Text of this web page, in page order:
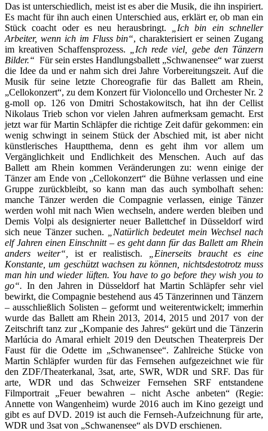
Das ist unterschiedlich, meist ist es aber die Musik, die ihn inspiriert.
Es macht für ihn auch einen Unterschied aus, erklärt er, ob man ein
Stück coacht oder es neu herausbringt.
„Ich bin ein schneller
Arbeiter, wenn ich im Fluss bin“, charakterisiert er seinen Zugang
im kreativen Schaffensprozess.
„Ich rede viel, gebe den Tänzern
Bilder.“ Für sein erstes Handlungsballett „Schwanensee“ war zuerst
die Idee da und er nahm sich drei Jahre Vorbereitungszeit. Auf die
Musik für seine letzte Choreografie für das Ballett am Rhein,
„Cellokonzert“, zu dem Konzert für Violoncello und Orchester Nr. 2
g-moll op. 126 von Dmitri Schostakowitsch, hat ihn der Cellist
Nikolaus Trieb schon vor vielen Jahren aufmerksam gemacht. Erst
jetzt war für Martin Schläpfer die richtige Zeit dafür gekommen: ein
wenig schwingt in seinem Stück der Abschied mit, ist aber nicht
künstlerisches Hauptthema, denn es geht ihm vor allem um
Vergänglichkeit und Endlichkeit des Menschen. Auch auf das
Ballett am Rhein kommen Veränderungen zu: wenn einige der
Tänzer am Ende von „Cellokonzert“ die Bühne verlassen und eine
Gruppe zurückbleibt, so kann man das auch symbolhaft sehen:
manche Tänzer werden die Compagnie verlassen, einige Tänzer
werden wohl mit nach Wien wechseln, andere werden bleiben und
Demis Volpi als designierter neuer Ballettchef in Düsseldorf wird
sich neue Tänzer suchen.
„Natürlich bedeutet mein Wechsel nach
elf Jahren einen Einschnitt – es geht dann für das Ballett am Rhein
anders weiter“,
ist er realistisch.
„Einerseits braucht es eine
Konstante, um geschützt wachsen zu können, nichtsdestotrotz muss
man hin und wieder lüften. You have to go before they wish you to
go“. In den Jahren in Düsseldorf hat Martin Schläpfer sehr viel
bewirkt, die Compagnie bestehend aus 45 Tänzerinnen und Tänzern
– ausschließlich Solisten – geformt und weiterentwickelt; immerhin
wurde das Ballett am Rhein 2013, 2014, 2015 und 2017 von der
Zeitschrift tanz zur „Kompanie des Jahres“ gekürt und die Tänzerin
Marlúcia do Amaral erhielt 2019 den Deutschen Theaterpreis Der
Faust für die Odette im „Schwanensee“. Zahlreiche Stücke von
Martin Schläpfer wurden für das Fernsehen aufgezeichnet wie für
den ZDF/Theaterkanal, 3sat, arte, SWR, WDR und SRF. Das für
arte, WDR und das Schweizer Fernsehen SRF entstandene
Filmportrait „Feuer bewahren – nicht Asche anbeten“ (Regie:
Annette von Wangenheim) wurde 2016 auch im Kino gezeigt und
gibt es auf DVD. 2019 ist auch die Fernseh-Aufzeichnung für arte,
WDR und 3sat von „Schwanensee“ als DVD erschienen.